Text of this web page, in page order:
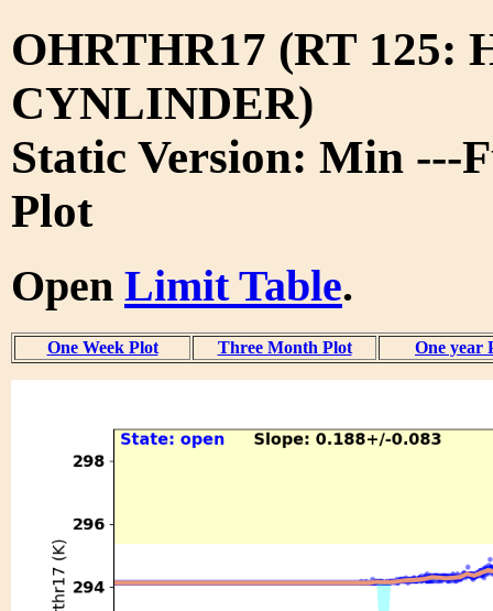
OHRTHR17 (RT 125:
CYNLINDER)
Static Version: Min ---
Plot
Open Limit Table.
One Week Plot Three Month Plot One year